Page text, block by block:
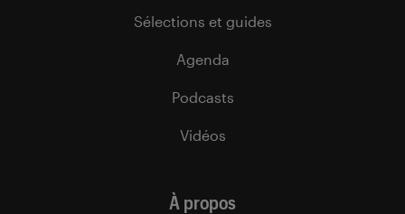
Sélections et guides
Agenda
Podcasts
Vidéos
À propos